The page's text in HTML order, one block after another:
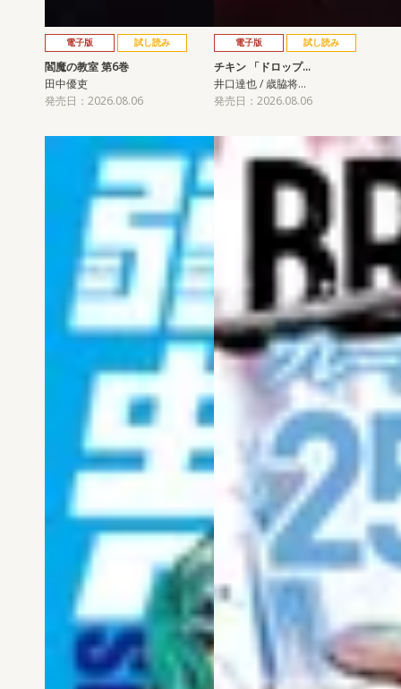
電子版 試し読み
閻魔の教室 第6巻
田中優吏
発売日：2026.08.06
電子版 試し読み
チキン 「ドロップ…
井口達也 / 歳脇将…
発売日：2026.08.06